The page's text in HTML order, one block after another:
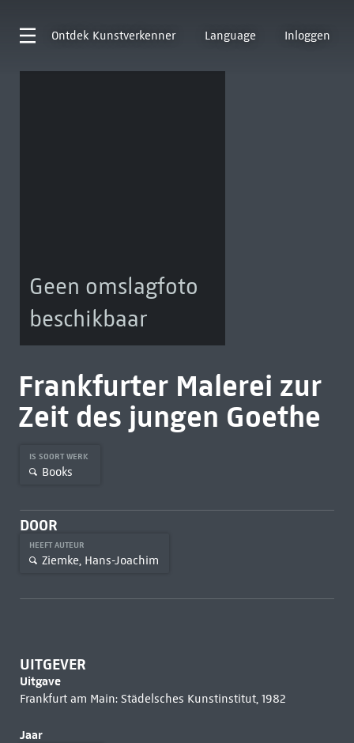
Ontdek Kunstverkenner Language Inloggen
Geen omslagfoto
beschikbaar
Frankfurter Malerei zur
Zeit des jungen Goethe
IS SOORT WERK
Books
DOOR
HEEFT AUTEUR
Ziemke, Hans-Joachim
UITGEVER
Uitgave
Frankfurt am Main: Städelsches Kunstinstitut, 1982
Jaar